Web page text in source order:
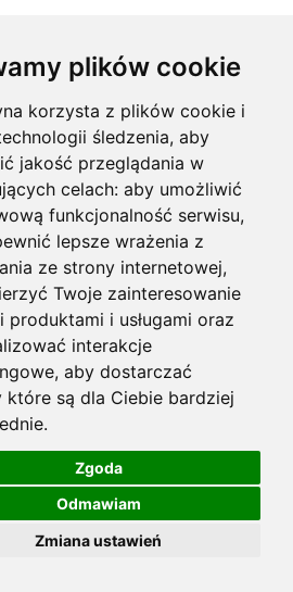
plików cookie
korzysta z plików cookie i
śledzenia, aby
jakość przeglądania w
celach: aby umożliwić
funkcjonalność serwisu,
lepsze wrażenia z
ze strony internetowej,
Twoje zainteresowanie
produktami i usługami oraz
interakcje
, aby dostarczać
które są dla Ciebie bardziej
.
Zgoda
Odmawiam
Zmiana ustawień
to improve your experience. We'll
this, but you can opt-out if you
Accept